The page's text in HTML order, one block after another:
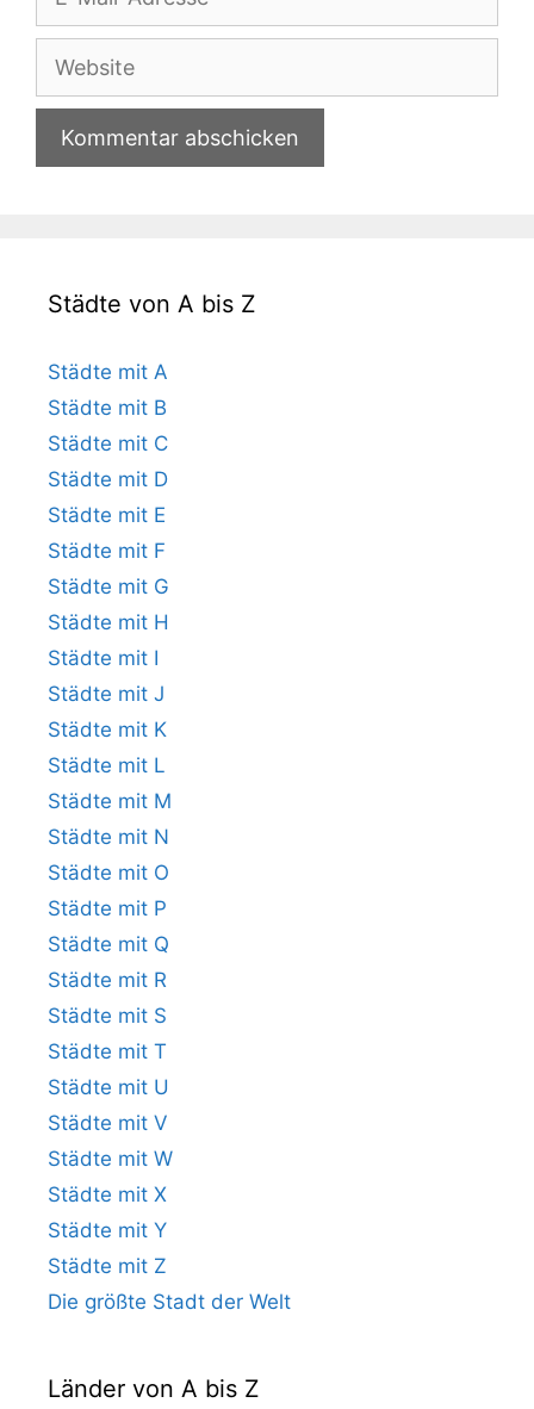
Adresse
Website
Städte von A bis Z
Städte mit A
Städte mit B
Städte mit C
Städte mit D
Städte mit E
Städte mit F
Städte mit G
Städte mit H
Städte mit I
Städte mit J
Städte mit K
Städte mit L
Städte mit M
Städte mit N
Städte mit O
Städte mit P
Städte mit Q
Städte mit R
Städte mit S
Städte mit T
Städte mit U
Städte mit V
Städte mit W
Städte mit X
Städte mit Y
Städte mit Z
Die größte Stadt der Welt
Länder von A bis Z